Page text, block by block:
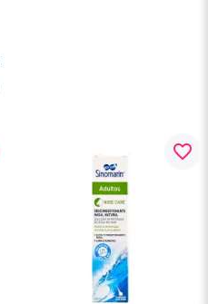
favorite_border